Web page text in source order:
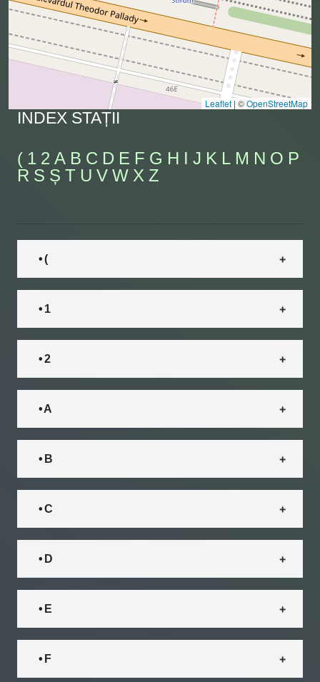
Leaflet | ©OpenStreetMap
INDEX STAȚII
( 1 2 A B C D E F G H I J K L M N O P
R S Ș T U V W X Z
• (
• 1
• 2
• A
• B
• C
• D
• E
• F